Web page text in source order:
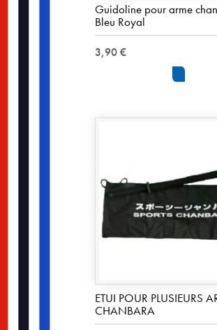
Guidoline pour arme
Bleu Royal
3,90 €
Royal
ETUI POUR PLUSIEURS
CHANBARA